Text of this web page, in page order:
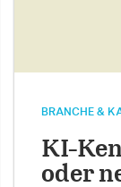
BRANCHE &
KI-
oder